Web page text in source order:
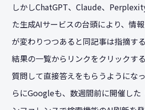
しかしChatGPT、Claude、
た生成AIサービスの台頭により、情
が変わりつつあると同記事は指摘す
結果の一覧からリンクをクリックす
質問して直接答えをもらうようにな
らにGoogleも、数週間前に開催した